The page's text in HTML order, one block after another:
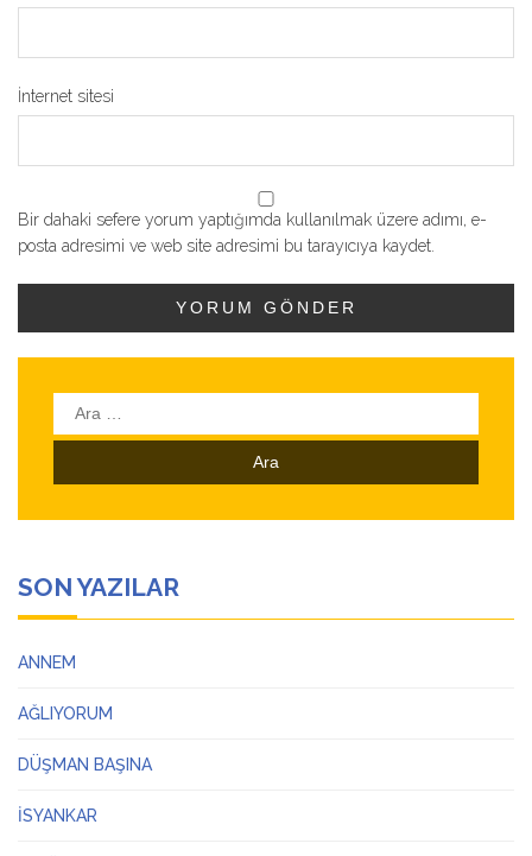
İnternet sitesi
Bir dahaki sefere yorum yaptığımda kullanılmak üzere adımı, e-
posta adresimi ve web site adresimi bu tarayıcıya kaydet.
Arama:
SON YAZILAR
ANNEM
AĞLIYORUM
DÜŞMAN BAŞINA
İSYANKAR